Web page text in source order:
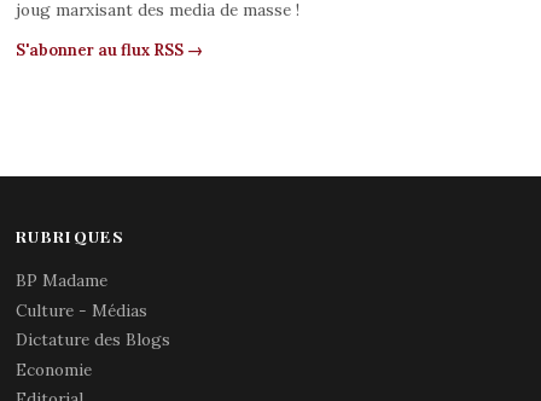
joug marxisant des media de masse !
S'abonner au flux RSS →
RUBRIQUES
BP Madame
Culture - Médias
Dictature des Blogs
Economie